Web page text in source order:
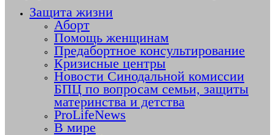
Защита жизни
Аборт
Помощь женщинам
Предабортное консультирование
Кризисные центры
Новости Синодальной комиссии
БПЦ по вопросам семьи, защиты
материнства и детства
ProLifeNews
В мире